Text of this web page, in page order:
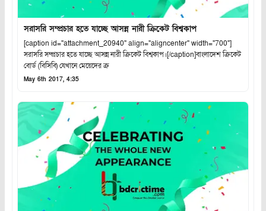
সরাসরি সম্প্রচার হতে যাচ্ছে আসন্ন নারী ক্রিকেট বিশ্বকাপ
[caption id="attachment_20940" align="aligncenter" width="700"]
সরাসরি সম্প্রচার হতে যাচ্ছে আসন্ন নারী ক্রিকেট বিশ্বকাপ।[/caption]বাংলাদেশ ক্রিকেট
বোর্ড (বিসিবি) যেখানে মেয়েদের ক্র
May 6th 2017, 4:35